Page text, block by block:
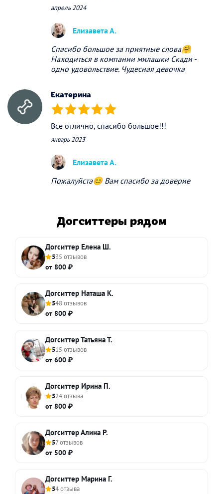
апрель 2024
Елизавета А.
Спасибо большое за приятные слова🤗
Находиться в компании милашки Скади -
одно удовольствие. Чудесная девочка
Екатерина
(*) (*) (*) (*) (*)
Все отлично, спасибо большое!!!
январь 2023
Елизавета А.
Пожалуйста😊 Вам спасибо за доверие
Догситтеры рядом
Догситтер Елена Ш.
535 отзывов
от 800 ₽
Догситтер Наташа К.
548 отзывов
от 800 ₽
Догситтер Татьяна Т.
515 отзывов
от 600 ₽
Догситтер Ирина П.
524 отзыва
от 800 ₽
Догситтер Алина Р.
57 отзывов
от 500 ₽
Догситтер Марина Г.
54 отзыва